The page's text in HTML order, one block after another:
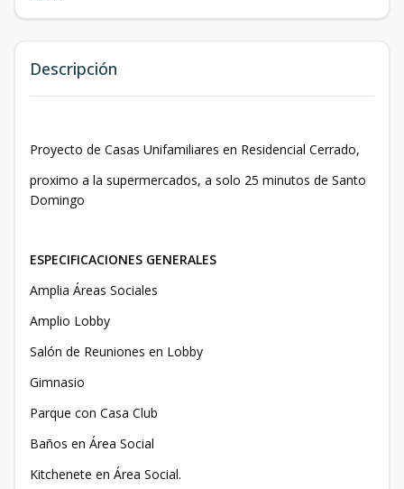
Descripción
Proyecto de Casas Unifamiliares en Residencial Cerrado,
proximo a la supermercados, a solo 25 minutos de Santo
Domingo
ESPECIFICACIONES GENERALES
Amplia Áreas Sociales
Amplio Lobby
Salón de Reuniones en Lobby
Gimnasio
Parque con Casa Club
Baños en Área Social
Kitchenete en Área Social.